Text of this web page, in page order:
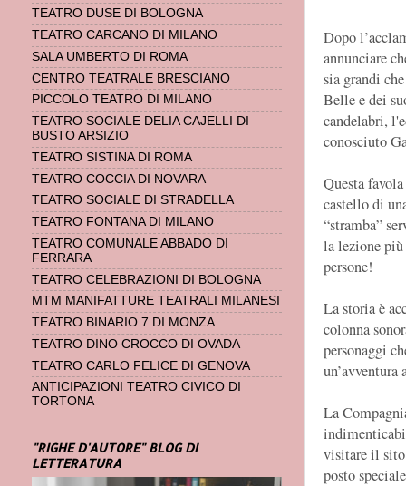
Dopo
annunciare
sia grandi
Belle e dei
candelabri,
conosciuto
Questa
castello di
“stramba”
la lezione
persone!
La storia è
colonna
personaggi
La
visitare il
posto
TEATRO DUSE DI BOLOGNA
TEATRO CARCANO DI MILANO
SALA UMBERTO DI ROMA
CENTRO TEATRALE BRESCIANO
PICCOLO TEATRO DI MILANO
TEATRO SOCIALE DELIA CAJELLI DI
BUSTO ARSIZIO
TEATRO SISTINA DI ROMA
TEATRO COCCIA DI NOVARA
TEATRO SOCIALE DI STRADELLA
TEATRO FONTANA DI MILANO
TEATRO COMUNALE ABBADO DI
FERRARA
TEATRO CELEBRAZIONI DI BOLOGNA
MTM MANIFATTURE TEATRALI MILANESI
TEATRO BINARIO 7 DI MONZA
TEATRO DINO CROCCO DI OVADA
TEATRO CARLO FELICE DI GENOVA
ANTICIPAZIONI TEATRO CIVICO DI
TORTONA
"RIGHE D'AUTORE" BLOG DI
LETTERATURA